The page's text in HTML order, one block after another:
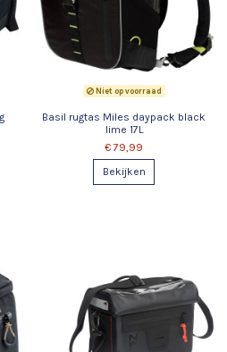
Niet op voorraad
Basil rugtas Miles daypack black
lime 17L
€ 79,99
Bekijken